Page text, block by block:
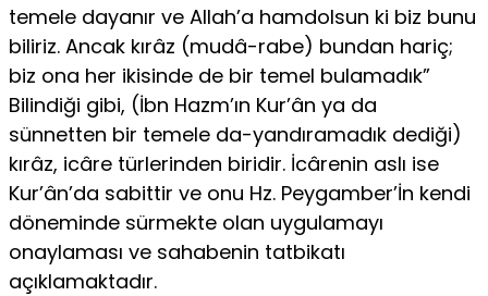
temele daya­nır ve Allah’a hamdolsun ki biz bunu
biliriz. Ancak kırâz (mudâ-rabe) bundan hariç;
biz ona her ikisinde de bir temel bulamadık”
Bilindiği gibi, (İbn Hazm’ın Kur’ân ya da
sünnetten bir temele da-yandıramadık dediği)
kırâz, icâre türlerinden biridir. İcârenin aslı ise
Kur’ân’da sabittir ve onu Hz. Peygamber’İn kendi
dö­neminde sürmekte olan uygulamayı
onaylaması ve sahabenin tatbi­katı
açıklamaktadır.